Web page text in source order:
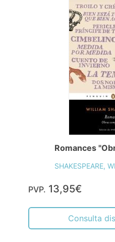
Romances
SHAKESPEARE,
PVP. 13,95€
Consulta